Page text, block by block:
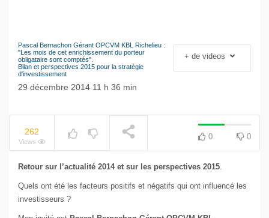
NOW PLAYING
Le séisme industriel
Pascal Bernachon Gérant OPCVM KBL Richelieu :
"Les mois de cet enrichissement du porteur
obligataire sont comptés".
Bilan et perspectives 2015 pour la stratégie
d'investissement
29 décembre 2014 11 h 36 min
+ de videos
262
Views
0 0
Retour sur l’actualité 2014 et sur les perspectives 2015.
Quels ont été les facteurs positifs et négatifs qui ont influencé les
investisseurs ?